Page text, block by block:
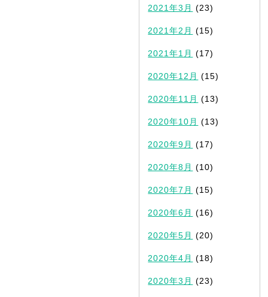
2021年3月 (23)
2021年2月 (15)
2021年1月 (17)
2020年12月 (15)
2020年11月 (13)
2020年10月 (13)
2020年9月 (17)
2020年8月 (10)
2020年7月 (15)
2020年6月 (16)
2020年5月 (20)
2020年4月 (18)
2020年3月 (23)